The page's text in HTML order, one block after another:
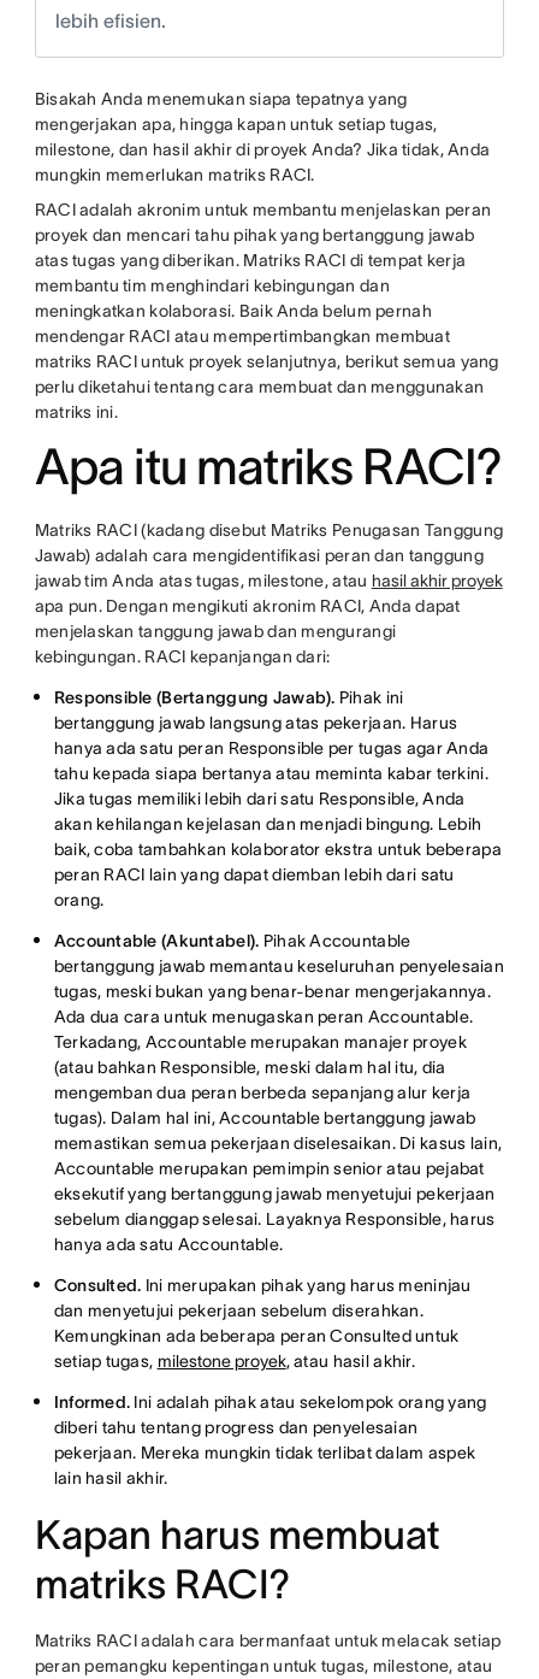
lebih efisien.
Bisakah Anda menemukan siapa tepatnya yang
mengerjakan apa, hingga kapan untuk setiap tugas,
milestone, dan hasil akhir di proyek Anda? Jika tidak, Anda
mungkin memerlukan matriks RACI.
RACI adalah akronim untuk membantu menjelaskan peran
proyek dan mencari tahu pihak yang bertanggung jawab
atas tugas yang diberikan. Matriks RACI di tempat kerja
membantu tim menghindari kebingungan dan
meningkatkan kolaborasi. Baik Anda belum pernah
mendengar RACI atau mempertimbangkan membuat
matriks RACI untuk proyek selanjutnya, berikut semua yang
perlu diketahui tentang cara membuat dan menggunakan
matriks ini.
Apa itu matriks RACI?
Matriks RACI (kadang disebut Matriks Penugasan Tanggung
Jawab) adalah cara mengidentifikasi peran dan tanggung
jawab tim Anda atas tugas, milestone, atau hasil akhir proyek
apa pun. Dengan mengikuti akronim RACI, Anda dapat
menjelaskan tanggung jawab dan mengurangi
kebingungan. RACI kepanjangan dari:
Responsible (Bertanggung Jawab). Pihak ini
bertanggung jawab langsung atas pekerjaan. Harus
hanya ada satu peran Responsible per tugas agar Anda
tahu kepada siapa bertanya atau meminta kabar terkini.
Jika tugas memiliki lebih dari satu Responsible, Anda
akan kehilangan kejelasan dan menjadi bingung. Lebih
baik, coba tambahkan kolaborator ekstra untuk beberapa
peran RACI lain yang dapat diemban lebih dari satu
orang.
Accountable (Akuntabel). Pihak Accountable
bertanggung jawab memantau keseluruhan penyelesaian
tugas, meski bukan yang benar-benar mengerjakannya.
Ada dua cara untuk menugaskan peran Accountable.
Terkadang, Accountable merupakan manajer proyek
(atau bahkan Responsible, meski dalam hal itu, dia
mengemban dua peran berbeda sepanjang alur kerja
tugas). Dalam hal ini, Accountable bertanggung jawab
memastikan semua pekerjaan diselesaikan. Di kasus lain,
Accountable merupakan pemimpin senior atau pejabat
eksekutif yang bertanggung jawab menyetujui pekerjaan
sebelum dianggap selesai. Layaknya Responsible, harus
hanya ada satu Accountable.
Consulted. Ini merupakan pihak yang harus meninjau
dan menyetujui pekerjaan sebelum diserahkan.
Kemungkinan ada beberapa peran Consulted untuk
setiap tugas, milestone proyek, atau hasil akhir.
Informed. Ini adalah pihak atau sekelompok orang yang
diberi tahu tentang progress dan penyelesaian
pekerjaan. Mereka mungkin tidak terlibat dalam aspek
lain hasil akhir.
Kapan harus membuat
matriks RACI?
Matriks RACI adalah cara bermanfaat untuk melacak setiap
peran pemangku kepentingan untuk tugas, milestone, atau